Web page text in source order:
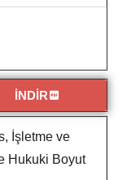
İNDİR
İşletme ve
Hukuki Boyut